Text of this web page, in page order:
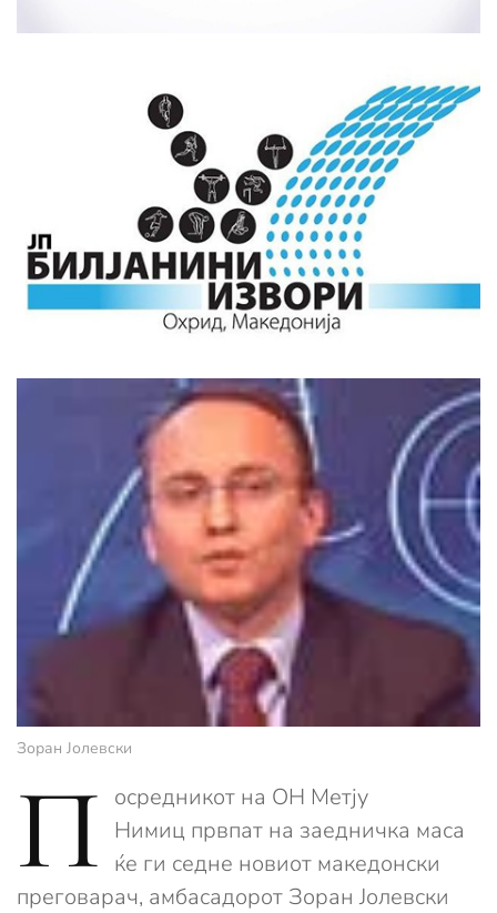
Зоран Јолевски
П осредникот на ОН Метју
Нимиц првпат на заедничка маса
ќе ги седне новиот македонски
преговарач, амбасадорот Зоран Јолевски